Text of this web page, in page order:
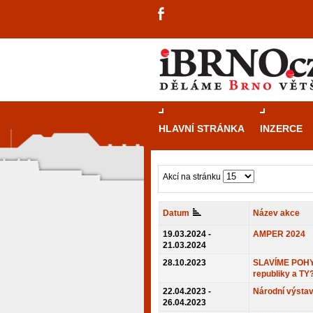
HLAVNÍ STRÁNKA INZERCE
Akcí na stránku
Datum Název akce
19.03.2024 -
21.03.2024
AMPER 2024
28.10.2023
SLAVÍME
republiky a
22.04.2023 -
26.04.2023
Národní
návštěvníky, tak pro příležitostné